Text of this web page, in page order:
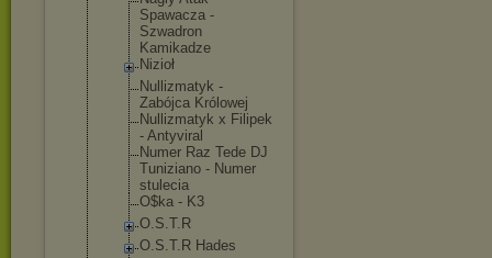
Spawacza -
Szwadron
Kamikadze
Nizioł
Nullizmatyk -
Zabójca Królowej
Nullizmatyk x Filipek
- Antyviral
Numer Raz Tede DJ
Tuniziano - Numer
stulecia
O$ka - K3
O.S.T.R
O.S.T.R Hades